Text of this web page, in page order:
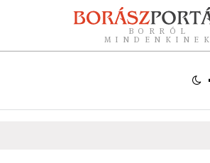
BORRÓL
MINDENKINEK